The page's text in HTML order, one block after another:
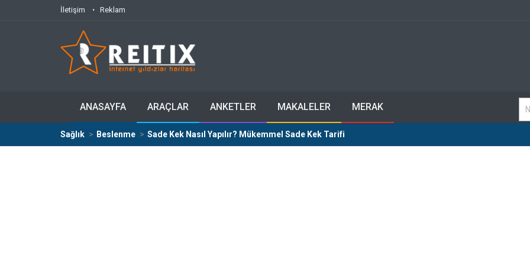
İletişim Reklam
ANASAYFA ARAÇLAR ANKETLER MAKALELER MERAK
Sağlık Beslenme Sade Kek Nasıl Yapılır? Mükemmel Sade Kek Tarifi